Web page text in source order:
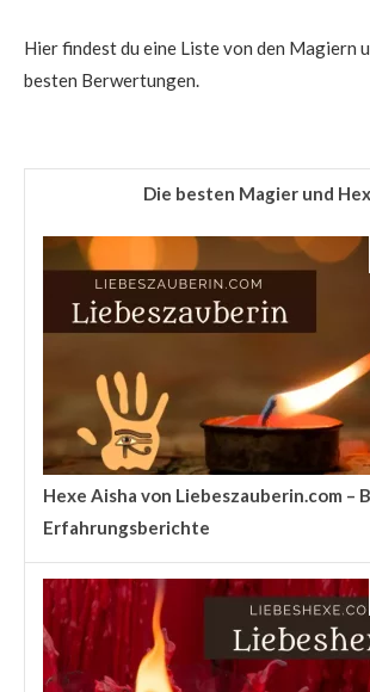
Hier findest du eine Liste von den Magiern
besten Berwertungen.
Die besten Magier und
Hexe Aisha von Liebeszauberin.com –
Erfahrungsberichte